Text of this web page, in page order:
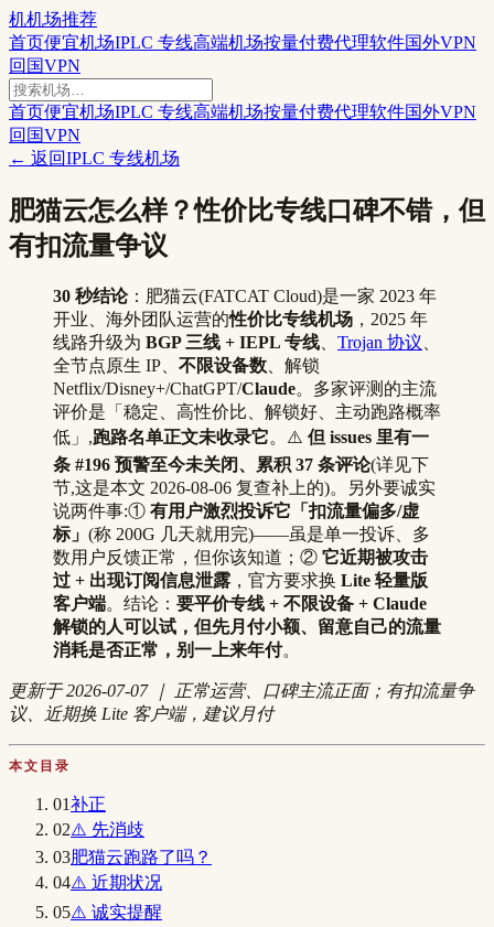
机机场推荐
首页便宜机场IPLC 专线高端机场按量付费代理软件国外VPN
回国VPN
首页便宜机场IPLC 专线高端机场按量付费代理软件国外VPN
回国VPN
← 返回IPLC 专线机场
肥猫云怎么样？性价比专线口碑不错，但
有扣流量争议
30 秒结论：肥猫云(FATCAT Cloud)是一家 2023 年
开业、海外团队运营的性价比专线机场 ，2025 年
线路升级为 BGP 三线 + IEPL 专线 Trojan 协议
全节点原生 IP、 不限设备数 、解锁
Netflix/Disney+/ChatGPT/Claude。多家评测的主流
评价是「稳定、高性价比、解锁好、主动跑路概率
低」,跑路名单正文未收录它。⚠️ 但 issues 里有一
条 #196 预警至今未关闭、累积 37 条评论(详见下
节,这是本文 2026-08-06 复查补上的)。另外要诚实
说两件事:① 有用户激烈投诉它「扣流量偏多/虚
标」 (称 200G 几天就用完)——虽是单一投诉、多
数用户反馈正常，但你该知道；② 它近期被攻击
过 + 出现订阅信息泄露 ，官方要求换 Lite 轻量版
客户端。结论： 要平价专线 + 不限设备 + Claude
解锁的人可以试，但先月付小额、留意自己的流量
消耗是否正常，别一上来年付。
更新于 2026-07-07 ｜ 正常运营、口碑主流正面；有扣流量争
议、近期换 Lite 客户端，建议月付
本文目录
01补正
02⚠️ 先消歧
03肥猫云跑路了吗？
04⚠️ 近期状况
05⚠️ 诚实提醒